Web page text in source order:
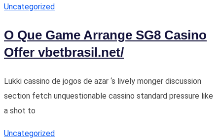
Uncategorized
O Que Game Arrange SG8 Casino
Offer vbetbrasil.net/
Lukki cassino de jogos de azar ‘s lively monger discussion
section fetch unquestionable cassino standard pressure like
a shot to
Uncategorized